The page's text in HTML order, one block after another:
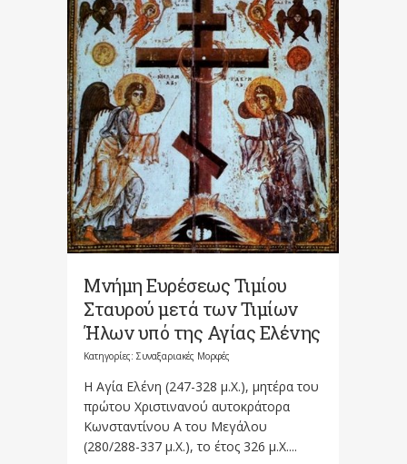
Μνήμη Ευρέσεως Τιμίου
Σταυρού μετά των Τιμίων
Ήλων υπό της Αγίας Ελένης
Κατηγορίες: Συναξαριακές Μορφές
Η Αγία Ελένη (247-328 μ.Χ.), μητέρα του
πρώτου Χριστινανού αυτοκράτορα
Κωνσταντίνου Α του Μεγάλου
(280/288-337 μ.Χ.), το έτος 326 μ.Χ....